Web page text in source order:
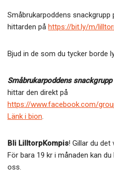
Småbrukarpoddens snackgrupp
hittarden på https://bit.ly/m/
Bjud in de som du tycker borde
Småbrukarpoddens snackgrupp
hittar den direkt på
https://www.facebook.com/
Länk i bion.
Bli LilltorpKompis! Gillar du det
För bara 19 kr i månaden kan du
oss.